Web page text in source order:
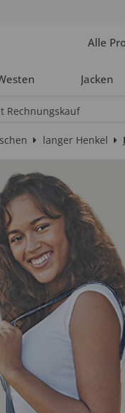
Alle
Jacken
Rechnungskauf
langer Henkel